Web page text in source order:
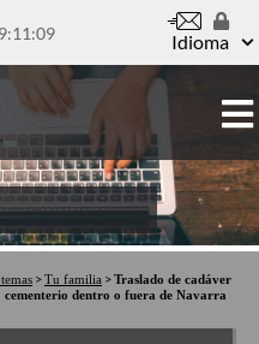
Idioma
Tu familia
Traslado de cadáver
dentro o fuera de Navarra